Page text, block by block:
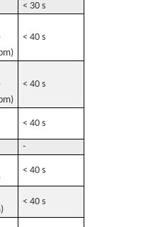
< 30 s
< 40 s
< 40 s
< 40 s
-
< 40 s
< 40 s